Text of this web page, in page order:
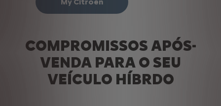
My Citroën
COMPROMISSOS APÓS-
VENDA PARA O SEU
VEÍCULO HÍBRDO